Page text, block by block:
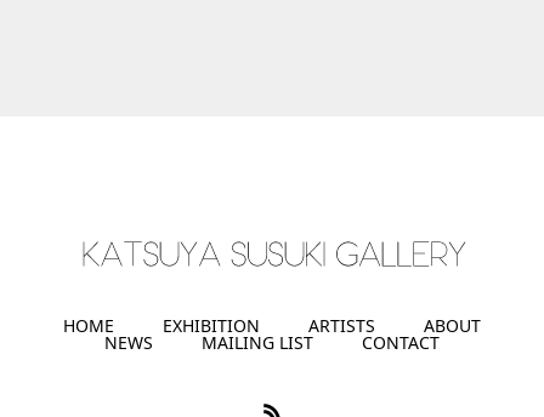
HOME EXHIBITION ARTISTS ABOUT
NEWS MAILING LIST CONTACT